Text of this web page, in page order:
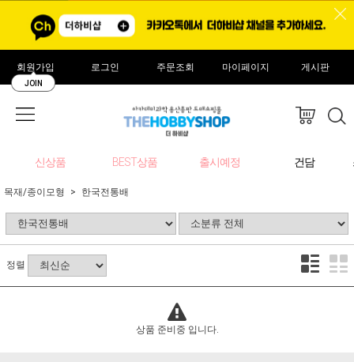
회원가입
JOIN
로그인 주문조회 마이페이지 게시판
신상품 BEST상품 출시예정 건담
목재/종이모형 한국전통배
정렬
상품 준비중 입니다.